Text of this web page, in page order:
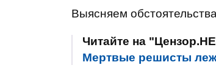
Выясняем
Читайте на
Мертвые решисты